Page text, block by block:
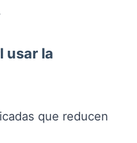
usar la
que reducen